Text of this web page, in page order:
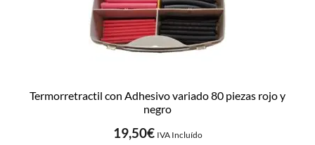
Termorretractil con Adhesivo variado 80 piezas rojo y
negro
19,50€ IVA Incluído